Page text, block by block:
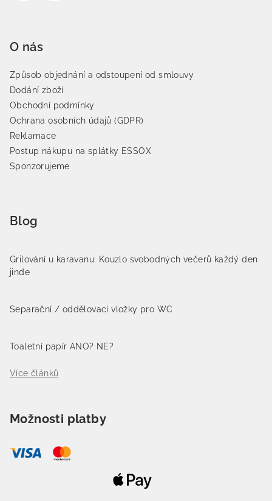
O nás
Způsob objednání a odstoupení od smlouvy
Dodání zboží
Obchodní podmínky
Ochrana osobních údajů (GDPR)
Reklamace
Postup nákupu na splátky ESSOX
Sponzorujeme
Blog
Grilování u karavanu: Kouzlo svobodných večerů každý den
jinde
Separační / oddělovací vložky pro WC
Toaletní papír ANO? NE?
Více článků
Možnosti platby